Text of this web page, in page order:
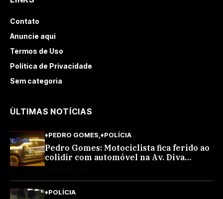
Contato
Anuncie aqui
Termos de Uso
Política de Privacidade
Sem categoria
ÙLTIMAS NOTÍCIAS
♦PEDRO GOMES ♦POLÍCIA
Pedro Gomes: Motociclista fica ferido ao
colidir com automóvel na Av. Diva
♦POLÍCIA